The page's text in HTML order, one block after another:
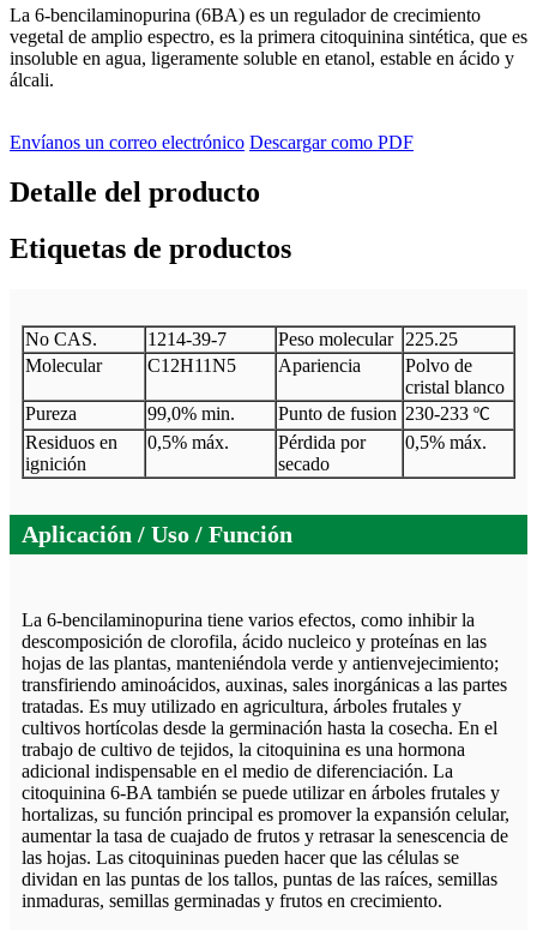
La 6-bencilaminopurina (6BA) es un regulador de crecimiento
vegetal de amplio espectro, es la primera citoquinina sintética, que es
insoluble en agua, ligeramente soluble en etanol, estable en ácido y
álcali.
Envíanos un correo electrónico Descargar como PDF
Detalle del producto
Etiquetas de productos
No CAS. 1214-39-7 Peso molecular
225.25
Molecular
C12H11N5 Apariencia
Polvo de
cristal blanco
Pureza
99,0% min. Punto de fusion 230-233 ºC
Residuos en
ignición
0,5% máx.
Pérdida por
secado
0,5% máx.
Aplicación / Uso / Función
La 6-bencilaminopurina tiene varios efectos, como inhibir la
descomposición de clorofila, ácido nucleico y proteínas en las
hojas de las plantas, manteniéndola verde y antienvejecimiento;
transfiriendo aminoácidos, auxinas, sales inorgánicas a las partes
tratadas. Es muy utilizado en agricultura, árboles frutales y
cultivos hortícolas desde la germinación hasta la cosecha. En el
trabajo de cultivo de tejidos, la citoquinina es una hormona
adicional indispensable en el medio de diferenciación. La
citoquinina 6-BA también se puede utilizar en árboles frutales y
hortalizas, su función principal es promover la expansión celular,
aumentar la tasa de cuajado de frutos y retrasar la senescencia de
las hojas. Las citoquininas pueden hacer que las células se
dividan en las puntas de los tallos, puntas de las raíces, semillas
inmaduras, semillas germinadas y frutos en crecimiento.